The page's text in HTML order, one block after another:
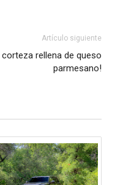
Artículo siguiente
corteza rellena de queso
parmesano!